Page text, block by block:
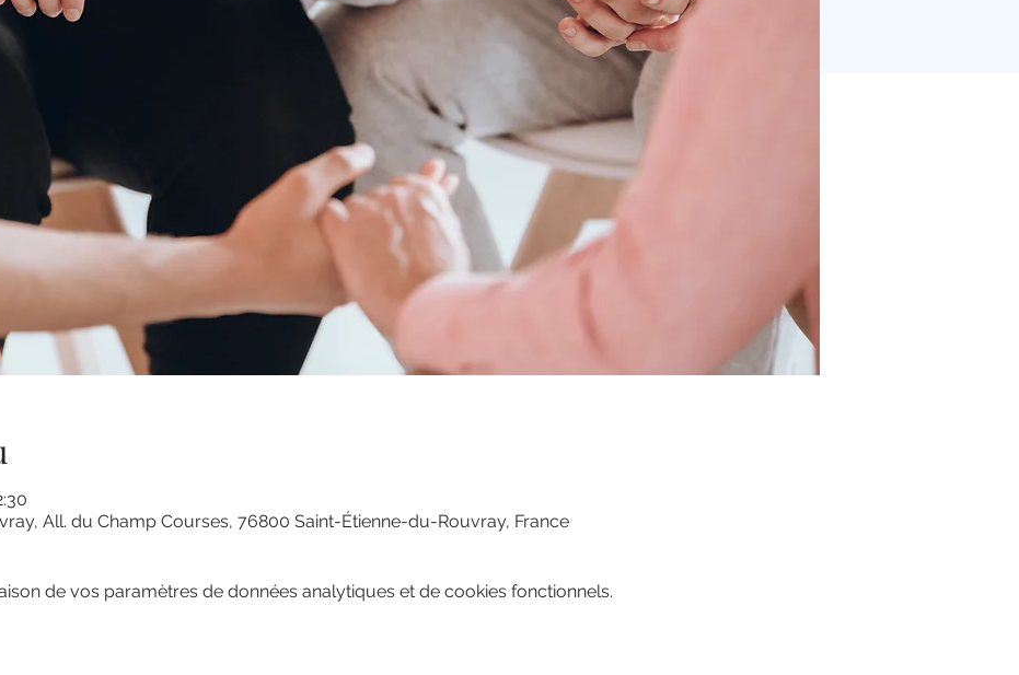
All. du Champ Courses, 76800 Saint-Étienne-du-Rouvray, France
de vos paramètres de données analytiques et de cookies fonctionnels.